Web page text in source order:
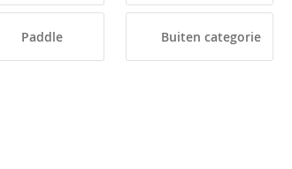
Paddle Buiten categorie